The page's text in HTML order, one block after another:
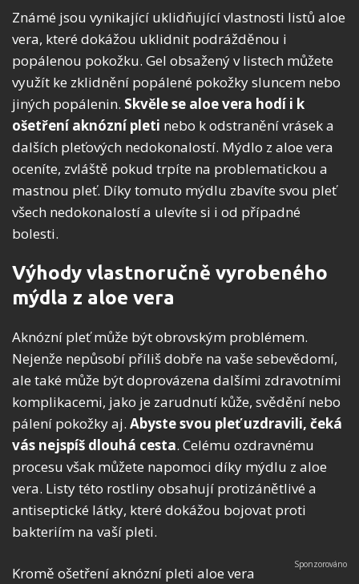
Známé jsou vynikající uklidňující vlastnosti listů aloe
vera, které dokážou uklidnit podrážděnou i
popálenou pokožku. Gel obsažený v listech můžete
využít ke zklidnění popálené pokožky sluncem nebo
jiných popálenin. Skvěle se aloe vera hodí i k
ošetření aknózní pleti nebo k odstranění vrásek a
dalších pleťových nedokonalostí. Mýdlo z aloe vera
oceníte, zvláště pokud trpíte na problematickou a
mastnou pleť. Díky tomuto mýdlu zbavíte svou pleť
všech nedokonalostí a ulevíte si i od případné
bolesti.
Výhody vlastnoručně vyrobeného
mýdla z aloe vera
Aknózní pleť může být obrovským problémem.
Nejenže nepůsobí příliš dobře na vaše sebevědomí,
ale také může být doprovázena dalšími zdravotními
komplikacemi, jako je zarudnutí kůže, svědění nebo
pálení pokožky aj. Abyste svou pleť uzdravili, čeká
vás nejspíš dlouhá cesta. Celému ozdravnému
procesu však můžete napomoci díky mýdlu z aloe
vera. Listy této rostliny obsahují protizánětlivé a
antiseptické látky, které dokážou bojovat proti
bakteriím na vaší pleti.
Kromě ošetření aknózní pleti aloe vera